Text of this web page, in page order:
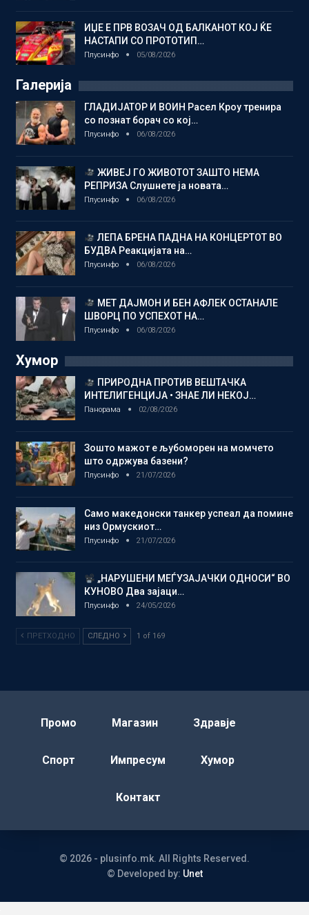
ИЏЕ Е ПРВ ВОЗАЧ ОД БАЛКАНОТ КОЈ ЌЕ
НАСТАПИ СО ПРОТОТИП…
Плусинфо 05/08/2026
Галерија
ГЛАДИЈАТОР И ВОИН Расел Кроу тренира
со познат борач со кој…
Плусинфо 06/08/2026
ЖИВЕЈ ГО ЖИВОТОТ ЗАШТО НЕМА
РЕПРИЗА Слушнете ја новата…
Плусинфо 06/08/2026
ЛЕПА БРЕНА ПАДНА НА КОНЦЕРТОТ ВО
БУДВА Реакцијата на…
Плусинфо 06/08/2026
МЕТ ДАЈМОН И БЕН АФЛЕК ОСТАНАЛЕ
ШВОРЦ ПО УСПЕХОТ НА…
Плусинфо 06/08/2026
Хумор
ПРИРОДНА ПРОТИВ ВЕШТАЧКА
ИНТЕЛИГЕНЦИЈА • ЗНАЕ ЛИ НЕКОЈ…
Панорама 02/08/2026
Зошто мажот е љубоморен на момчето
што одржува базени?
Плусинфо 21/07/2026
Само македонски танкер успеал да помине
низ Ормускиот…
Плусинфо 21/07/2026
„НАРУШЕНИ МЕЃУЗАЈАЧКИ ОДНОСИ“ ВО
КУНОВО Два зајаци…
Плусинфо 24/05/2026
ПРЕТХОДНО СЛЕДНО 1 of 169
Промо Магазин Здравје
Спорт Импресум Хумор
Контакт
© 2026 - plusinfo.mk. All Rights Reserved.
© Developed by: Unet